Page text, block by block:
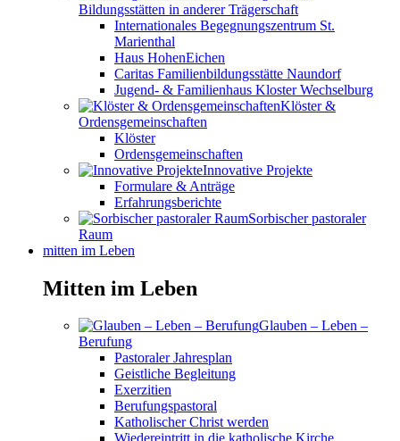
Bildungsstätten in anderer Trägerschaft
Internationales Begegnungszentrum St.
Marienthal
Haus HohenEichen
Caritas Familienbildungsstätte Naundorf
Jugend- & Familienhaus Kloster Wechselburg
Klöster &
Ordensgemeinschaften
Klöster
Ordensgemeinschaften
Innovative Projekte
Formulare & Anträge
Erfahrungsberichte
Sorbischer pastoraler
Raum
mitten im Leben
Mitten im Leben
Glauben – Leben –
Berufung
Pastoraler Jahresplan
Geistliche Begleitung
Exerzitien
Berufungspastoral
Katholischer Christ werden